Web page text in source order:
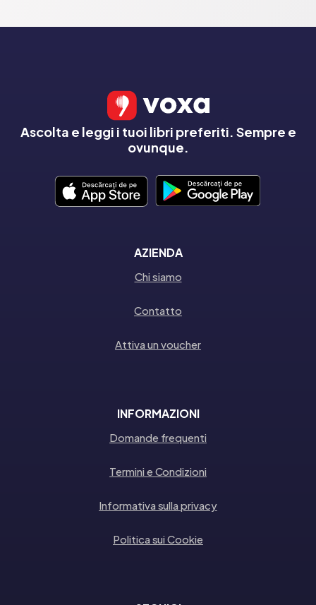
Ascolta e leggi i tuoi libri preferiti. Sempre e
ovunque.
AZIENDA
Chi siamo
Contatto
Attiva un voucher
INFORMAZIONI
Domande frequenti
Termini e Condizioni
Informativa sulla privacy
Politica sui Cookie